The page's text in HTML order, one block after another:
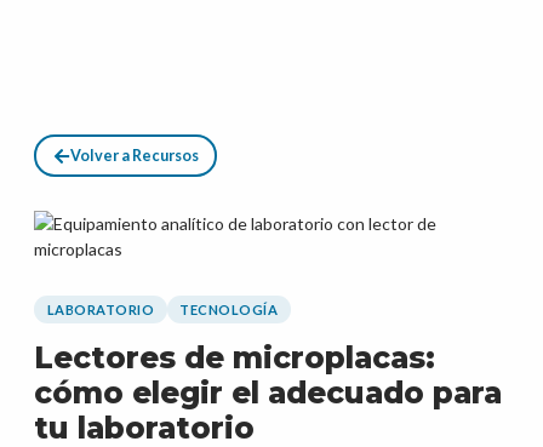
Volver a Recursos
LABORATORIO TECNOLOGÍA
Lectores de microplacas:
cómo elegir el adecuado para
tu laboratorio